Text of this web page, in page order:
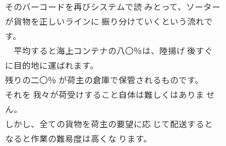
そのバーコードを再びシステムで読 みとって、ソーター
が貨物を正しいラインに 振り分けていくという流れで
す。
平均すると海上コンテナの八〇％は、陸揚げ 後すぐ
に目的地に運ばれます。
残りの二〇％ が荷主の倉庫で保管されるものです。
それを 我々が荷受けすること自体は難しくはありま せ
ん。
しかし、全ての貨物を荷主の要望に応 じて配送すると
なると作業の難易度は高くな ります。